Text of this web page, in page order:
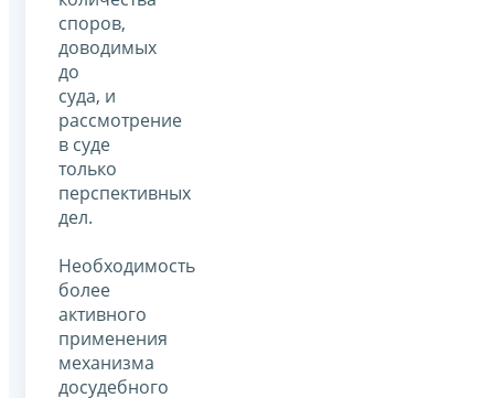
споров,
доводимых
до
суда, и
рассмотрение
в суде
только
перспективных
дел.
Необходимость
более
активного
применения
механизма
досудебного